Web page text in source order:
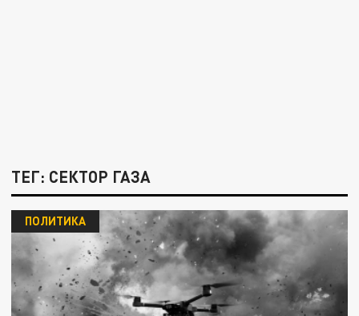
ТЕГ: СЕКТОР ГАЗА
ПОЛИТИКА